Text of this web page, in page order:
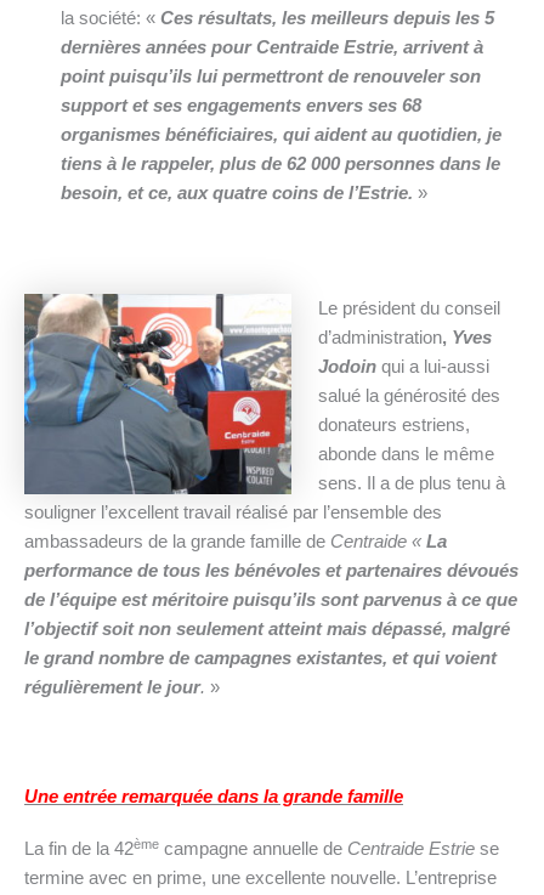
la société: « Ces résultats, les meilleurs depuis les 5
dernières années pour Centraide Estrie, arrivent à
point puisqu’ils lui permettront de renouveler son
support et ses engagements envers ses 68
organismes bénéficiaires, qui aident au quotidien, je
tiens à le rappeler, plus de 62 000 personnes dans le
besoin, et ce, aux quatre coins de l’Estrie. »
Le président du conseil
d’administration, Yves
Jodoin qui a lui-aussi
salué la générosité des
donateurs estriens,
abonde dans le même
sens. Il a de plus tenu à
souligner l’excellent travail réalisé par l’ensemble des
ambassadeurs de la grande famille de Centraide « La
performance de tous les bénévoles et partenaires dévoués
de l’équipe est méritoire puisqu’ils sont parvenus à ce que
l’objectif soit non seulement atteint mais dépassé, malgré
le grand nombre de campagnes existantes, et qui voient
régulièrement le jour. »
Une entrée remarquée dans la grande famille
La fin de la 42ème campagne annuelle de Centraide Estrie se
termine avec en prime, une excellente nouvelle. L’entreprise